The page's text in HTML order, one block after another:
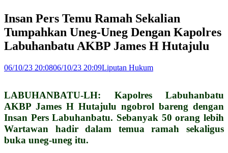
Insan Pers Temu Ramah Sekalian
Tumpahkan Uneg-Uneg Dengan Kapolres
Labuhanbatu AKBP James H Hutajulu
06/10/23 20:0806/10/23 20:09Liputan Hukum
LABUHANBATU-LH: Kapolres Labuhanbatu
AKBP James H Hutajulu ngobrol bareng dengan
Insan Pers Labuhanbatu. Sebanyak 50 orang lebih
Wartawan hadir dalam temua ramah sekaligus
buka uneg-uneg itu.